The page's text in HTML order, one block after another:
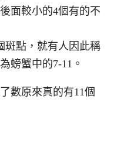
面較小的4個有的不
斑點，就有人因此稱
螃蟹中的7-11。
數原來真的有11個